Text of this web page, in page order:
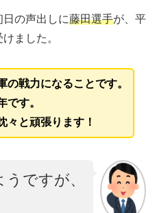
日の声出しに藤田選手が、平
ました。
の戦力になることです。
です。
々と頑張ります！
ですが、